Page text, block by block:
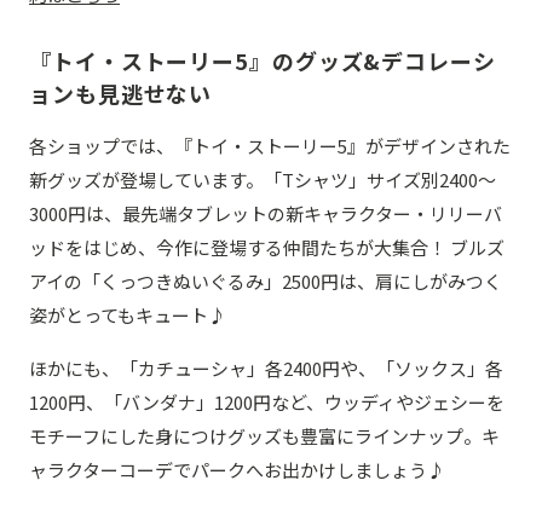
『トイ・ストーリー5』のグッズ&デコレーシ
ョンも見逃せない
各ショップでは、『トイ・ストーリー5』がデザインされた
新グッズが登場しています。「Tシャツ」サイズ別2400～
3000円は、最先端タブレットの新キャラクター・リリーバ
ッドをはじめ、今作に登場する仲間たちが大集合！ ブルズ
アイの「くっつきぬいぐるみ」2500円は、肩にしがみつく
姿がとってもキュート♪
ほかにも、「カチューシャ」各2400円や、「ソックス」各
1200円、「バンダナ」1200円など、ウッディやジェシーを
モチーフにした身につけグッズも豊富にラインナップ。キ
ャラクターコーデでパークへお出かけしましょう♪